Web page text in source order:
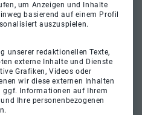
um Anzeigen und Inhalte
basierend auf einem Profil
auszuspielen.
unserer redaktionellen Texte,
externe Inhalte und Dienste
Grafiken, Videos oder
wir diese externen Inhalten
ggf. Informationen auf Ihrem
Ihre personenbezogenen